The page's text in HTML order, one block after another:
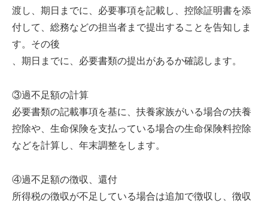
渡し、期日までに、必要事項を記載し、控除証明書を添
付して、総務などの担当者まで提出することを告知しま
す。その後
、期日までに、必要書類の提出があるか確認します。
③過不足額の計算
必要書類の記載事項を基に、扶養家族がいる場合の扶養
控除や、生命保険を支払っている場合の生命保険料控除
などを計算し、年末調整をします。
④過不足額の徴収、還付
所得税の徴収が不足している場合は追加で徴収し、徴収